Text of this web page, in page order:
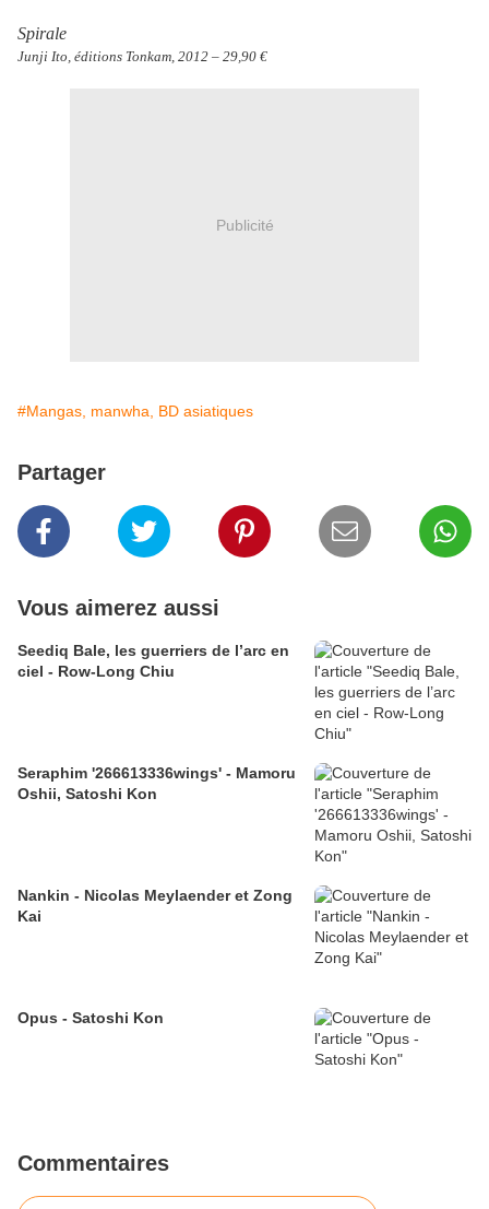
Spirale
Junji Ito, éditions Tonkam, 2012 – 29,90 €
Publicité
#Mangas, manwha, BD asiatiques
Partager
Vous aimerez aussi
Seediq Bale, les guerriers de l’arc en
ciel - Row-Long Chiu
Seraphim '266613336wings' - Mamoru
Oshii, Satoshi Kon
Nankin - Nicolas Meylaender et Zong
Kai
Opus - Satoshi Kon
Commentaires